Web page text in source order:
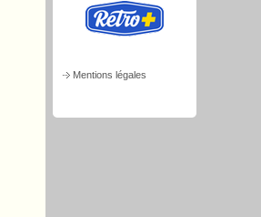
Mentions légales